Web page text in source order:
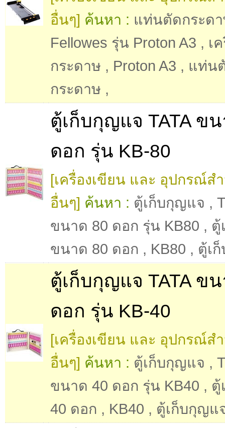
อื่นๆ] ค้นหา : แท่นตัดกระด
Fellowes รุ่น Proton A3 , เ
กระดาษ , Proton A3 , แท่น
กระดาษ ,
ตู้เก็บกุญแจ TATA ข
ดอก รุ่น KB-80
[เครื่องเขียน และ อุปกรณ์ส
อื่นๆ] ค้นหา : ตู้เก็บกุญแจ ,
ขนาด 80 ดอก รุ่น KB80 , ตู้
ขนาด 80 ดอก , KB80 , ตู้เ
ตู้เก็บกุญแจ TATA ข
ดอก รุ่น KB-40
[เครื่องเขียน และ อุปกรณ์ส
อื่นๆ] ค้นหา : ตู้เก็บกุญแจ ,
ขนาด 40 ดอก รุ่น KB40 , ตู้
40 ดอก , KB40 , ตู้เก็บกุญแ